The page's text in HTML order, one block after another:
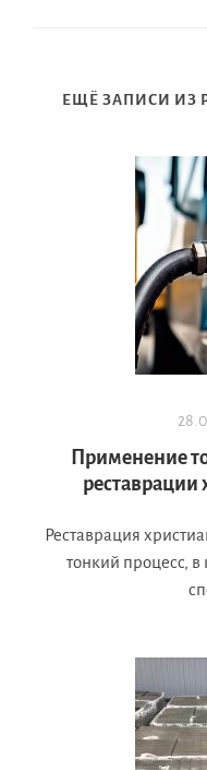
ЕЩЁ ЗАПИСИ ИЗ
Применение
реставрации
Реставрация
тонкий процесс,